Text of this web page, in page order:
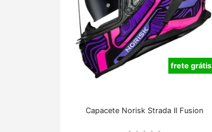
frete grátis
Capacete Norisk Strada II Fusion